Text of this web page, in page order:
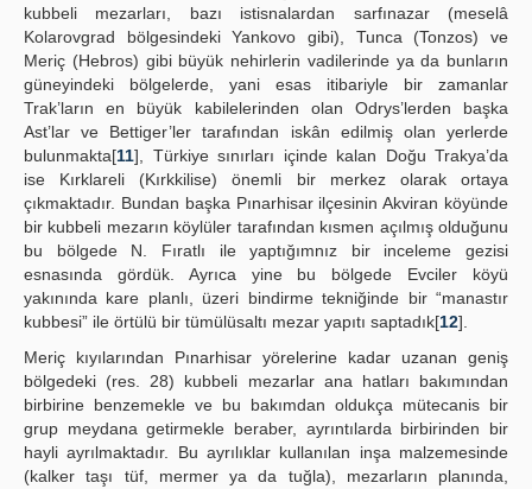
kubbeli mezarları, bazı istisnalardan sarfınazar (meselâ
Kolarovgrad bölgesindeki Yankovo gibi), Tunca (Tonzos) ve
Meriç (Hebros) gibi büyük nehirlerin vadilerinde ya da bunların
güneyindeki bölgelerde, yani esas itibariyle bir zamanlar
Trak’ların en büyük kabilelerinden olan Odrys’lerden başka
Ast’lar ve Bettiger’ler tarafından iskân edilmiş olan yerlerde
bulunmakta[11], Türkiye sınırları içinde kalan Doğu Trakya’da
ise Kırklareli (Kırkkilise) önemli bir merkez olarak ortaya
çıkmaktadır. Bundan başka Pınarhisar ilçesinin Akviran köyünde
bir kubbeli mezarın köylüler tarafından kısmen açılmış olduğunu
bu bölgede N. Fıratlı ile yaptığımnız bir inceleme gezisi
esnasında gördük. Ayrıca yine bu bölgede Evciler köyü
yakınında kare planlı, üzeri bindirme tekniğinde bir “manastır
kubbesi” ile örtülü bir tümülüsaltı mezar yapıtı saptadık[12].
Meriç kıyılarından Pınarhisar yörelerine kadar uzanan geniş
bölgedeki (res. 28) kubbeli mezarlar ana hatları bakımından
birbirine benzemekle ve bu bakımdan oldukça mütecanis bir
grup meydana getirmekle beraber, ayrıntılarda birbirinden bir
hayli ayrılmaktadır. Bu ayrılıklar kullanılan inşa malzemesinde
(kalker taşı tüf, mermer ya da tuğla), mezarların planında,